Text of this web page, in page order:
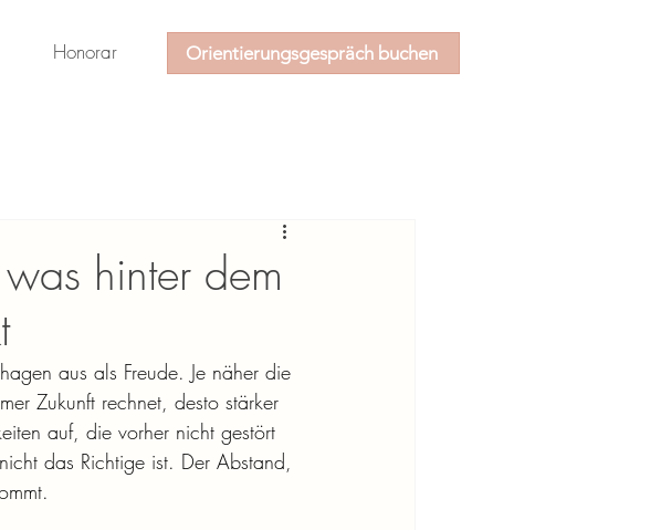
Honorar Orientierungsgespräch buchen
hinter dem
aus als Freude. Je näher die
Zukunft rechnet, desto stärker
auf, die vorher nicht gestört
das Richtige ist. Der Abstand,